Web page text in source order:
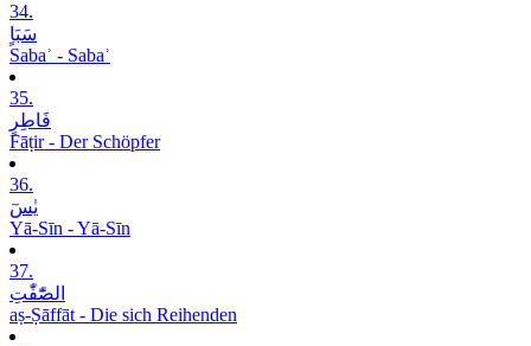
34.
سَبَاٍ
Sabaʾ - Sabaʾ
35.
فَاطِرٍ
Fāṭir - Der Schöpfer
36.
یٰسٓ
Yā-Sīn - Yā-Sīn
37.
الصّٰٓفّٰتِ
aṣ-Ṣāffāt - Die sich Reihenden